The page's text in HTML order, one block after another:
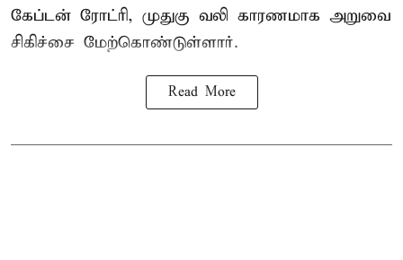
கேப்டன் ரோட்ரி, முதுகு வலி காரணமாக அறுவை
சிகிச்சை மேற்கொண்டுள்ளார்.
Read More